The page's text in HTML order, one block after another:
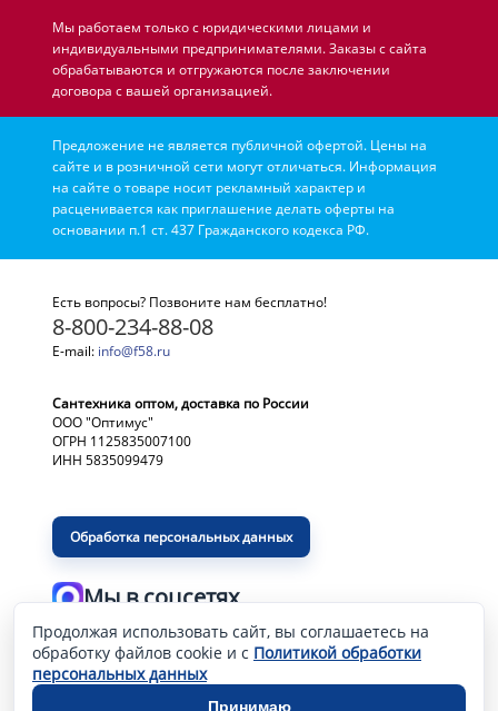
Мы работаем только с юридическими лицами и
индивидуальными предпринимателями. Заказы с сайта
обрабатываются и отгружаются после заключении
договора с вашей организацией.
Предложение не является публичной офертой. Цены на
сайте и в розничной сети могут отличаться. Информация
на сайте о товаре носит рекламный характер и
расценивается как приглашение делать оферты на
основании п.1 ст. 437 Гражданского кодекса РФ.
Есть вопросы? Позвоните нам бесплатно!
8-800-234-88-08
E-mail: info@f58.ru
Сантехника оптом, доставка по России
ООО "Оптимус"
ОГРН 1125835007100
ИНН 5835099479
Обработка персональных данных
Мы в соцсетях
Разработка и продвижение сайта —
Продолжая использовать сайт, вы соглашаетесь на
обработку файлов cookie и с Политикой обработки
персональных данных
Принимаю